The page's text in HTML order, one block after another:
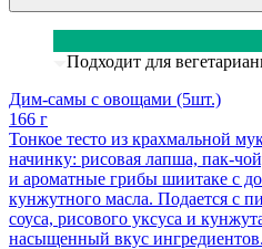
Подходит для
Дим-самы с овощами (5шт.)
166 г
Тонкое тесто из крахмальной
начинку: рисовая лапша, пак-
и ароматные грибы шиитаке с
кунжутного масла. Подается с
соуса, рисового уксуса и
насыщенный вкус ингредиентов.